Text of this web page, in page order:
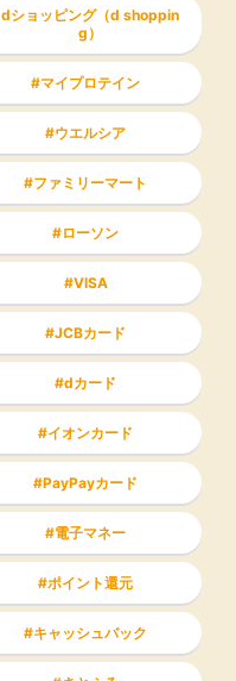
dショッピング（d shoppin
g）
マイプロテイン
ウエルシア
ファミリーマート
ローソン
VISA
JCBカード
dカード
イオンカード
PayPayカード
電子マネー
ポイント還元
キャッシュバック